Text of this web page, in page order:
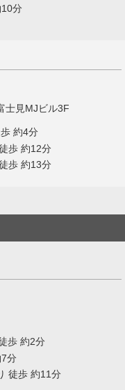
分
士見MJビル3F
約4分
歩 約12分
歩 約13分
歩 約2分
分
徒歩 約11分